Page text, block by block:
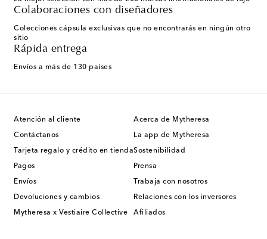
Colaboraciones con diseñadores
Colecciones cápsula exclusivas que no encontrarás en ningún otro
sitio
Rápida entrega
Envíos a más de 130 países
Atención al cliente
Contáctanos
Tarjeta regalo y crédito en tienda
Pagos
Envíos
Devoluciones y cambios
Mytheresa x Vestiaire Collective
Acerca de Mytheresa
La app de Mytheresa
Sostenibilidad
Prensa
Trabaja con nosotros
Relaciones con los inversores
Afiliados